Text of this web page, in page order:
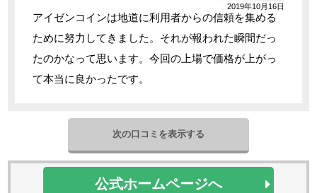
2019年10月16日
アイゼンコインは地道に利用者からの信頼を集める
ために努力してきました。それが報われた瞬間だっ
たのかなって思います。今回の上場で価格が上がっ
て本当に良かったです。
次の口コミを表示する
公式ホームページへ